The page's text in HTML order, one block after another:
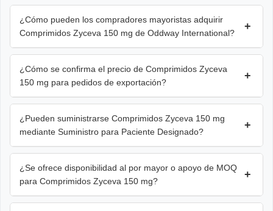
¿Cómo pueden los compradores mayoristas adquirir
Comprimidos Zyceva 150 mg de Oddway International?
+
¿Cómo se confirma el precio de Comprimidos Zyceva
150 mg para pedidos de exportación?
+
¿Pueden suministrarse Comprimidos Zyceva 150 mg
mediante Suministro para Paciente Designado?
+
¿Se ofrece disponibilidad al por mayor o apoyo de MOQ
para Comprimidos Zyceva 150 mg?
+